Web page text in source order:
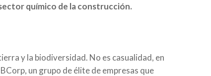
químico de la construcción.
y la biodiversidad. No es casualidad, en
un grupo de élite de empresas que